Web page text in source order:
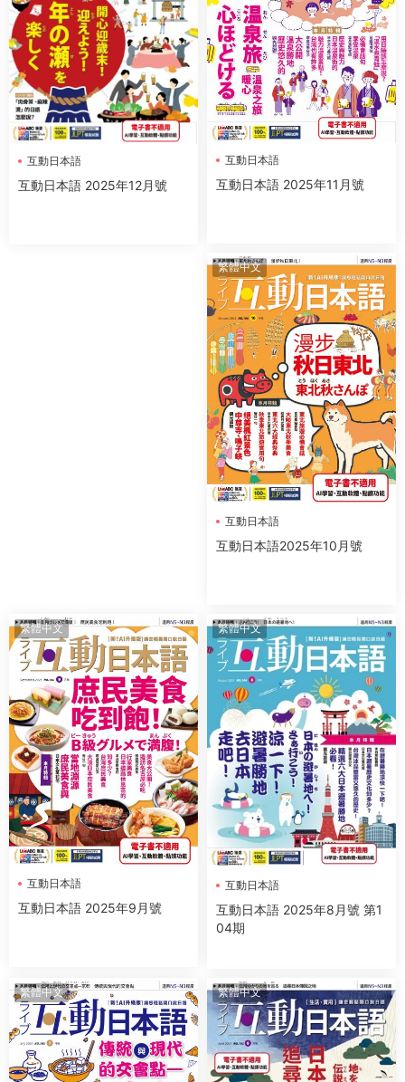
互動日本語
互動日本語 2025年12月號
互動日本語
互動日本語 2025年11月號
繁體中文
互動日本語
互動日本語2025年10月號
繁體中文
互動日本語
互動日本語 2025年9月號
繁體中文
互動日本語
互動日本語 2025年8月號 第1
04期
繁體中文 繁體中文